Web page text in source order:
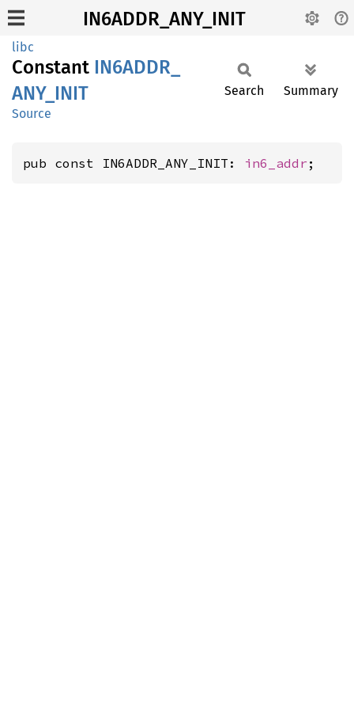
IN6ADDR_ANY_INIT
libc
Constant IN6ADDR_
ANY_ INIT
Source
Search Summary
pub const IN6ADDR_ANY_INIT: in6_addr ;